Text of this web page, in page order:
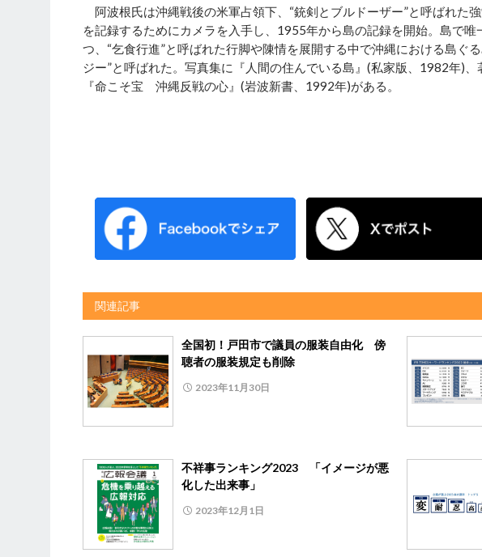
阿波根氏は沖縄戦後の米軍占領下、“銃剣とブルドーザー”と呼ばれた
を記録するためにカメラを入手し、1955年から島の記録を開始。島で
つ、“乞食行進”と呼ばれた行脚や陳情を展開する中で沖縄における島ぐ
ジー”と呼ばれた。写真集に『人間の住んでいる島』(私家版、1982年)
『命こそ宝 沖縄反戦の心』(岩波新書、1992年)がある。
関連記事
全国初！戸田市で議員の服装自由化 傍
聴者の服装規定も削除
2023年11月30日
不祥事ランキング2023 「イメージが悪
化した出来事」
2023年12月1日